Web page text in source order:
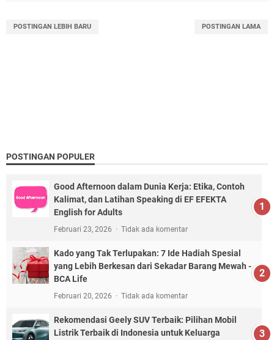
POSTINGAN LEBIH BARU POSTINGAN LAMA
POSTINGAN POPULER
Good Afternoon dalam Dunia Kerja: Etika, Contoh
Kalimat, dan Latihan Speaking di EF EFEKTA
English for Adults
Februari 23, 2026 Tidak ada komentar
Kado yang Tak Terlupakan: 7 Ide Hadiah Spesial
yang Lebih Berkesan dari Sekadar Barang Mewah -
BCA Life
Februari 20, 2026 Tidak ada komentar
Rekomendasi Geely SUV Terbaik: Pilihan Mobil
Listrik Terbaik di Indonesia untuk Keluarga